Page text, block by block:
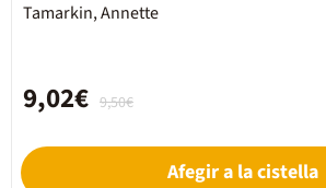
Tamarkin, Annette
9,50€
9,02€
Afegir a la cistella